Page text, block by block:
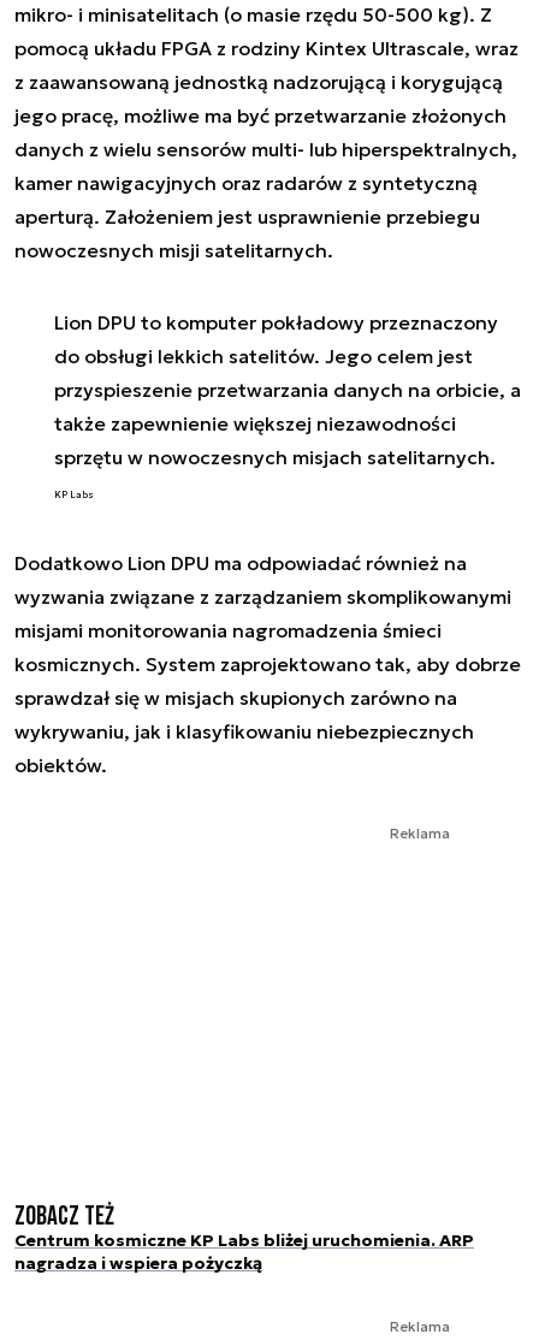
mikro- i minisatelitach (o masie rzędu 50-500 kg). Z
pomocą układu FPGA z rodziny Kintex Ultrascale, wraz
z zaawansowaną jednostką nadzorującą i korygującą
jego pracę, możliwe ma być przetwarzanie złożonych
danych z wielu sensorów multi- lub hiperspektralnych,
kamer nawigacyjnych oraz radarów z syntetyczną
aperturą. Założeniem jest usprawnienie przebiegu
nowoczesnych misji satelitarnych.
Lion DPU to komputer pokładowy przeznaczony
do obsługi lekkich satelitów. Jego celem jest
przyspieszenie przetwarzania danych na orbicie, a
także zapewnienie większej niezawodności
sprzętu w nowoczesnych misjach satelitarnych.
KP Labs
Dodatkowo Lion DPU ma odpowiadać również na
wyzwania związane z zarządzaniem skomplikowanymi
misjami monitorowania nagromadzenia śmieci
kosmicznych. System zaprojektowano tak, aby dobrze
sprawdzał się w misjach skupionych zarówno na
wykrywaniu, jak i klasyfikowaniu niebezpiecznych
obiektów.
Reklama
Zobacz też
Centrum kosmiczne KP Labs bliżej uruchomienia. ARP
nagradza i wspiera pożyczką
Reklama